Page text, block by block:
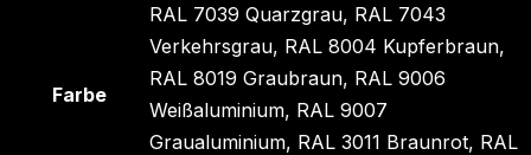
Farbe
RAL 7039 Quarzgrau, RAL 7043
Verkehrsgrau, RAL 8004 Kupferbraun,
RAL 8019 Graubraun, RAL 9006
Weißaluminium, RAL 9007
Graualuminium, RAL 3011 Braunrot, RAL